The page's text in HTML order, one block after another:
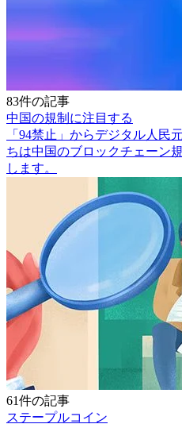
83件の記事
中国の規制に注目する
「94禁止」からデジタル人民
ちは中国のブロックチェーン
します。
61件の記事
ステープルコイン